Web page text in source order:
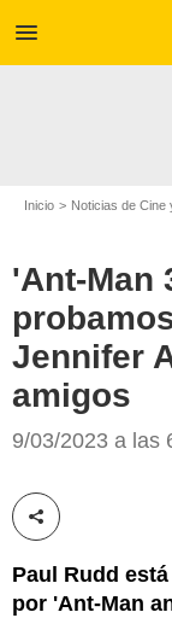
menu
Inicio Noticias de Cine
'Ant-Man
Jennifer
amigos
9/03/2023 a las
Compartir esta
Paul Rudd
por 'Ant-Man